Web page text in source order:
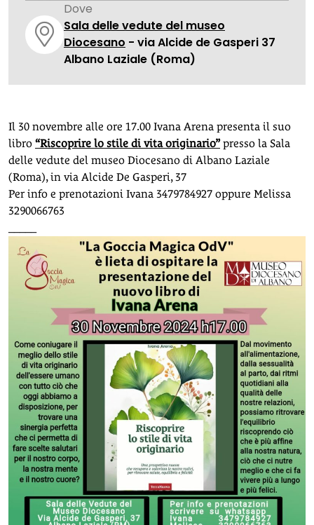
Dove
Sala delle vedute del museo
Diocesano - via Alcide de Gasperi 37
Albano Laziale (Roma)
Il 30 novembre alle ore 17.00 Ivana Arena presenta il suo
libro “Riscoprire lo stile di vita originario”presso la Sala
delle vedute del museo Diocesano di Albano Laziale
(Roma), in via Alcide De Gasperi, 37
Per info e prenotazioni Ivana 3479784927 oppure Melissa
3290066763